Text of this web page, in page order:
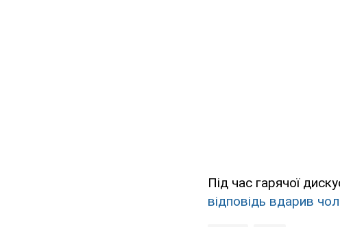
Під час гарячої
відповідь вдарив